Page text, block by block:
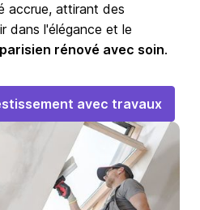
accrue, attirant des
dans l'élégance et le
rénové avec soin.
avec travaux